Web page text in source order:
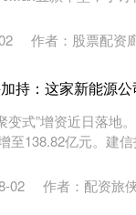
作者：股票配资
持：这家新能源公
变式”增资近日落地
至138.82亿元。建
02 作者：配资旅